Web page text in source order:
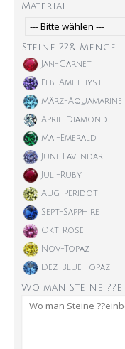
Material
Steine ??& Menge
Jan-Garnet
Feb-Amethyst
März-Aquamarine
April-Diamond
Mai-Emerald
Juni-Lavendar
Juli-Ruby
Aug-Peridot
Sept-Sapphire
Okt-Rose
Nov-Topaz
Dez-Blue Topaz
Wo man Steine